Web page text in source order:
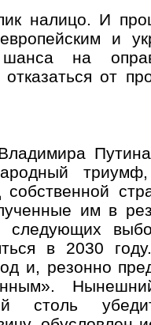
налицо. И
и
шанса на
от
собственной
им в
следующих
в 2030
и, резонно
столь